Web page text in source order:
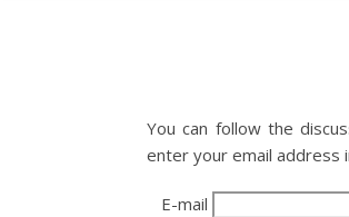
You can follow the
enter your email address
E-mail